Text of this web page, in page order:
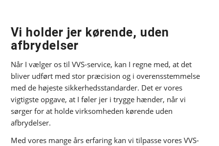
Vi holder jer kørende, uden
afbrydelser
Når I vælger os til VVS-service, kan I regne med, at det
bliver udført med stor præcision og i overensstemmelse
med de højeste sikkerhedsstandarder. Det er vores
vigtigste opgave, at I føler jer i trygge hænder, når vi
sørger for at holde virksomheden kørende uden
afbrydelser.
Med vores mange års erfaring kan vi tilpasse vores VVS-